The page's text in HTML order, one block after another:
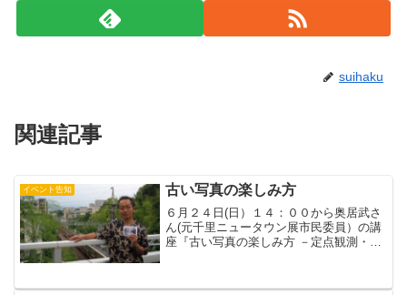
suihaku
関連記事
イベント告知 古い写真の楽しみ方
６月２４日(日）１４：００から奥居武さ
ん(元千里ニュータウン展市民委員）の講
座『古い写真の楽しみ方 －定点観測・デ